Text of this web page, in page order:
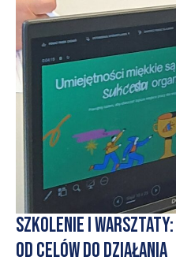
Szkolenie i
od celów do działania